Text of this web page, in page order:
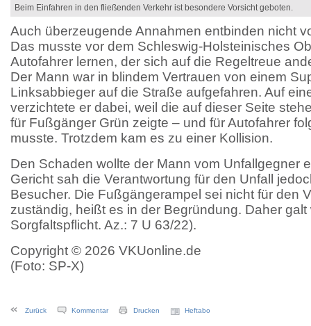
Beim Einfahren in den fließenden Verkehr ist besondere Vorsicht geboten.
Auch überzeugende Annahmen entbinden nicht
Das musste vor dem Schleswig-Holsteinisches
Autofahrer lernen, der sich auf die Regeltreue
Der Mann war in blindem Vertrauen von einem
Linksabbieger auf die Straße aufgefahren. Auf
verzichtete er dabei, weil die auf dieser Seite
für Fußgänger Grün zeigte – und für Autofahrer
musste. Trotzdem kam es zu einer Kollision.
Den Schaden wollte der Mann vom Unfallgegner
Gericht sah die Verantwortung für den Unfall
Besucher. Die Fußgängerampel sei nicht für den
zuständig, heißt es in der Begründung. Daher
Sorgfaltspflicht. Az.: 7 U 63/22).
Copyright © 2026 VKUonline.de
(Foto: SP-X)
Zurück Kommentar Drucken Heftabo